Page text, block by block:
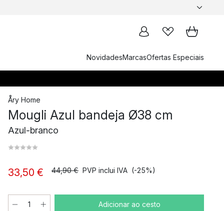
NovidadesMarcasOfertas Especiais
Åry Home
Mougli Azul bandeja Ø38 cm
Azul-branco
33,50 € 44,90 € PVP inclui IVA (-25%)
Adicionar ao cesto